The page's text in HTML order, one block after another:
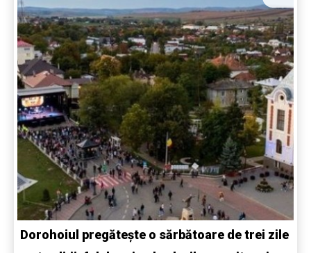
Dorohoiul pregătește o sărbătoare de trei zile